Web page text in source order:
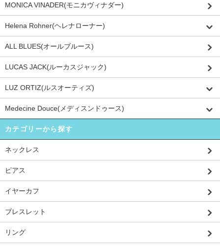
MONICA VINADER(モニカヴィナダー)
Helena Rohner(ヘレナローナー)
ALL BLUES(オールブルース)
LUCAS JACK(ルーカスジャック)
LUZ ORTIZ(ルスオーティズ)
Medecine Douce(メディスンドゥース)
カテゴリーから探す
ネックレス
ピアス
イヤーカフ
ブレスレット
リング